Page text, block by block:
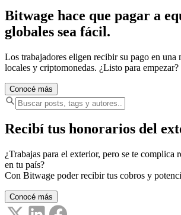
Bitwage hace que pagar a
globales sea fácil.
Los trabajadores eligen recibir su pago en una
locales y criptomonedas. ¿Listo para empezar?
Conocé más
Recibí tus honorarios del
¿Trabajas para el exterior, pero se te complica
en tu país?
Con Bitwage poder recibir tus cobros y
Conocé más